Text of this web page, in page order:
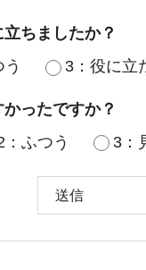
ちましたか？
3：役に立
ったですか？
：ふつう 3：